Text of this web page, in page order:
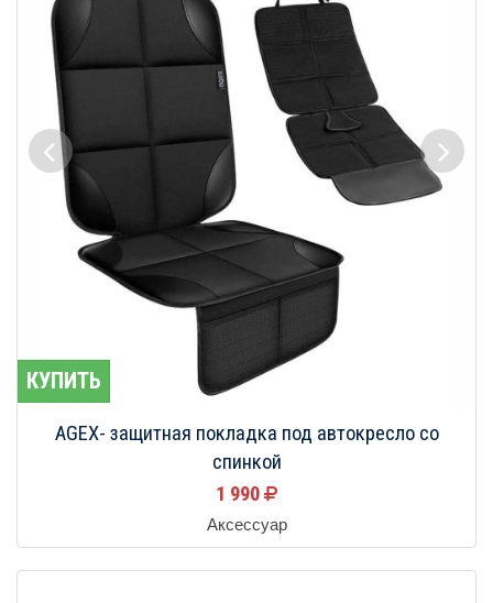
КУПИТЬ
AGEX- защитная покладка под автокресло со
спинкой
1 990
Аксессуар